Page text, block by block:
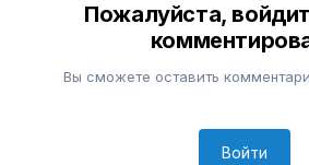
Пожалуйста,
Вы сможете оставить
Войти